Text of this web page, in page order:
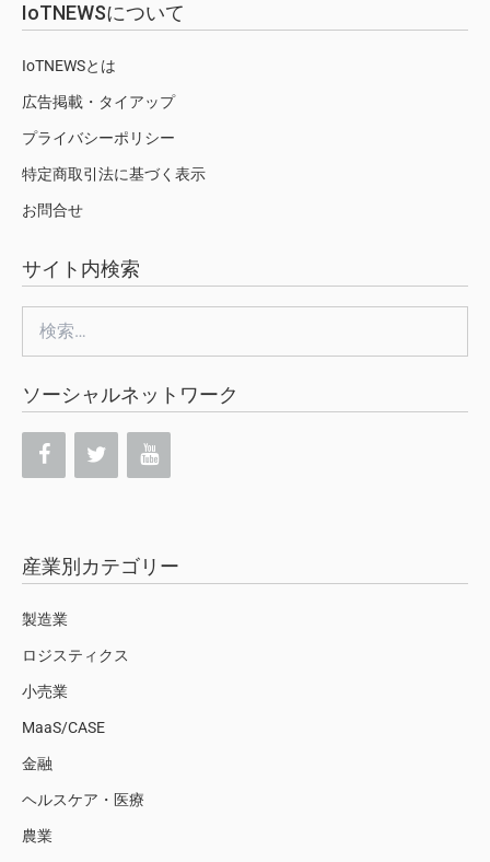
IoTNEWSについて
IoTNEWSとは
広告掲載・タイアップ
プライバシーポリシー
特定商取引法に基づく表示
お問合せ
サイト内検索
索:
ソーシャルネットワーク
産業別カテゴリー
製造業
ロジスティクス
小売業
MaaS/CASE
金融
ヘルスケア・医療
農業